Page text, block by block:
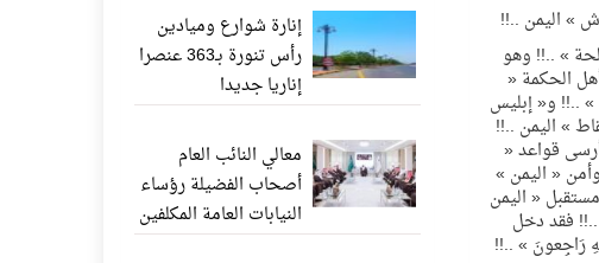
إنارة شوارع وميادين
رأس تنورة بـ363 عنصرا
إناريا جديدا
معالي النائب العام
أصحاب الفضيلة رؤساء
النيابات العامة المكلفين
حديثًا
» اليمن ..!!
» ..!! وهو
الحكمة «
» ..!! و« إبليس
» اليمن ..!!
قواعد «
« اليمن »
« اليمن
..!! فقد دخل
رَاجِعونَ » ..!!